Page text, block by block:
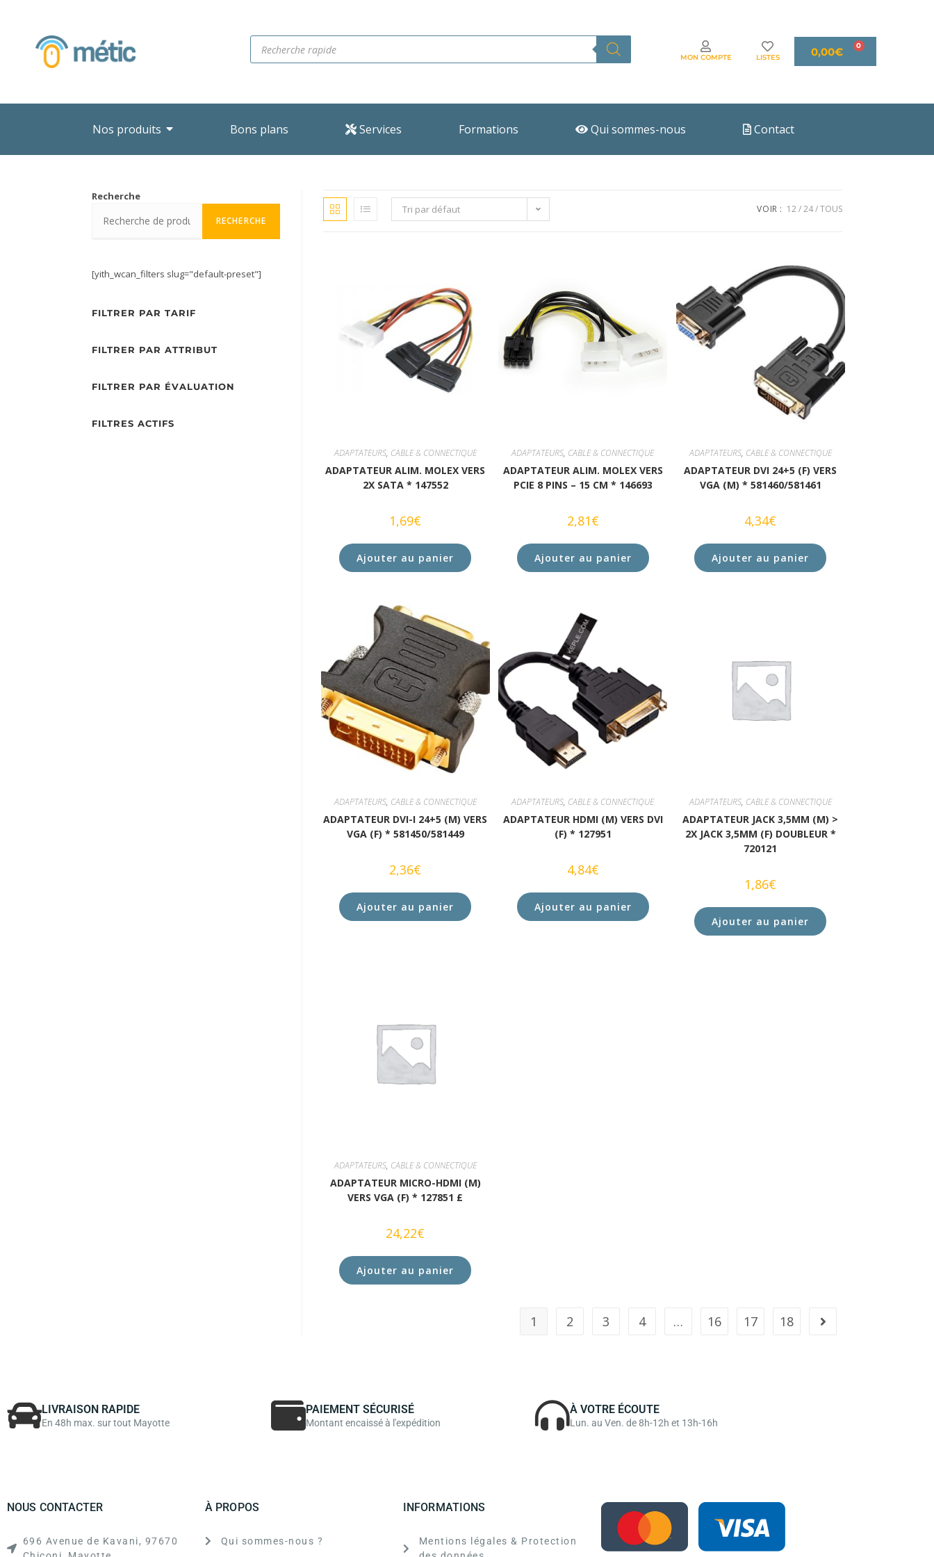
MON COMPTE LISTES 0,00€
Nos produits Bons plans Services Formations Qui sommes-nous Contact
Tri par défaut VOIR : 12 24 TOUS
ADAPTATEURS, CABLE & CONNECTIQUE
ADAPTATEUR ALIM. MOLEX VERS
2X SATA * 147552
1,69€
Ajouter au panier
ADAPTATEURS, CABLE & CONNECTIQUE
ADAPTATEUR ALIM. MOLEX VERS
PCIE 8 PINS – 15 CM * 146693
2,81€
Ajouter au panier
ADAPTATEURS, CABLE & CONNECTIQUE
ADAPTATEUR DVI 24+5 (F) VERS
VGA (M) * 581460/581461
4,34€
Ajouter au panier
ADAPTATEURS, CABLE & CONNECTIQUE
ADAPTATEUR DVI-I 24+5 (M) VERS
VGA (F) * 581450/581449
2,36€
Ajouter au panier
ADAPTATEURS, CABLE & CONNECTIQUE
ADAPTATEUR HDMI (M) VERS DVI
(F) * 127951
4,84€
Ajouter au panier
ADAPTATEURS, CABLE & CONNECTIQUE
ADAPTATEUR JACK 3,5MM (M) >
2X JACK 3,5MM (F) DOUBLEUR *
720121
1,86€
Ajouter au panier
ADAPTATEURS, CABLE & CONNECTIQUE
ADAPTATEUR MICRO-HDMI (M)
VERS VGA (F) * 127851 £
24,22€
Ajouter au panier
1 2 3 4 … 16 17 18
Recherche
RECHERCHE
[yith_wcan_filters slug="default-preset"]
FILTRER PAR TARIF
FILTRER PAR ATTRIBUT
FILTRER PAR ÉVALUATION
FILTRES ACTIFS
LIVRAISON RAPIDE
En 48h max. sur tout Mayotte
PAIEMENT SÉCURISÉ
Montant encaissé à l'expédition
À VOTRE ÉCOUTE
Lun. au Ven. de 8h-12h et 13h-16h
NOUS CONTACTER
696 Avenue de Kavani, 97670
À PROPOS
Qui sommes-nous ?
INFORMATIONS
Mentions légales & Protection